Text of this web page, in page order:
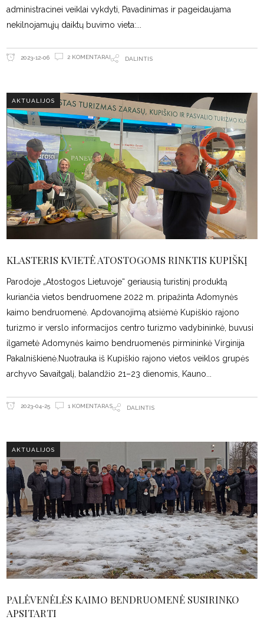
administracinei veiklai vykdyti, Pavadinimas ir pageidaujama
nekilnojamųjų daiktų buvimo vieta:
2023-12-06 2 KOMENTARAI DALINTIS
AKTUALIJOS
KLASTERIS KVIETĖ ATOSTOGOMS RINKTIS KUPIŠKĮ
Parodoje „Atostogos Lietuvoje“ geriausią turistinį produktą
kuriančia vietos bendruomene 2022 m. pripažinta Adomynės
kaimo bendruomenė. Apdovanojimą atsiėmė Kupiškio rajono
turizmo ir verslo informacijos centro turizmo vadybininkė, buvusi
ilgametė Adomynės kaimo bendruomenės pirmininkė Virginija
Pakalniškienė.Nuotrauka iš Kupiškio rajono vietos veiklos grupės
archyvo Savaitgalį, balandžio 21–23 dienomis, Kauno
2023-04-25 1 KOMENTARAS DALINTIS
AKTUALIJOS
PALĖVENĖLĖS KAIMO BENDRUOMENĖ SUSIRINKO
APSITARTI